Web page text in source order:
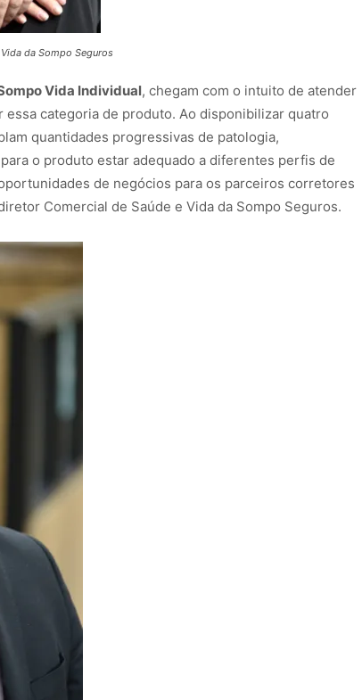
da Sompo Seguros
Vida Individual, chegam com o intuito de atender
categoria de produto. Ao disponibilizar quatro
quantidades progressivas de patologia,
o produto estar adequado a diferentes perfis de
de negócios para os parceiros corretores
Comercial de Saúde e Vida da Sompo Seguros.